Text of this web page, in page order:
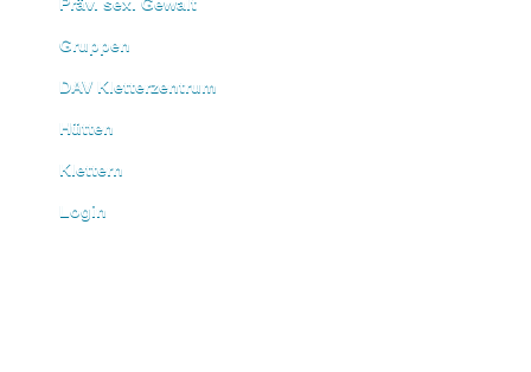
Gruppen
DAV Kletterzentrum
Hütten
Klettern
Login